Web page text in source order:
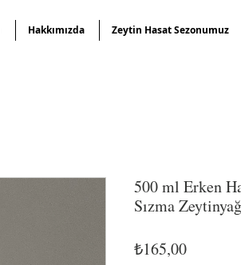
Hakkımızda Zeytin Hasat Sezonumuz
500 ml Erken
Sızma
₺165,00Fiyat